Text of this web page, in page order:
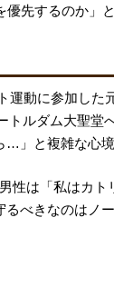
先するのか」
動に参加した
ルダム大聖堂
」と複雑な心境
性は「私はカ
べきなのはノ